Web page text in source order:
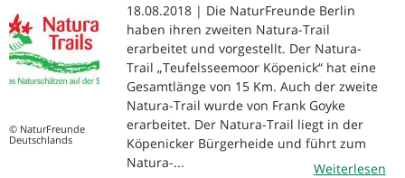
© NaturFreunde
Deutschlands
18.08.2018 | Die NaturFreunde Berlin
haben ihren zweiten Natura-Trail
erarbeitet und vorgestellt. Der Natura-
Trail „Teufelsseemoor Köpenick“ hat eine
Gesamtlänge von 15 Km. Auch der zweite
Natura-Trail wurde von Frank Goyke
erarbeitet. Der Natura-Trail liegt in der
Köpenicker Bürgerheide und führt zum
Natura-...
Weiterlesen